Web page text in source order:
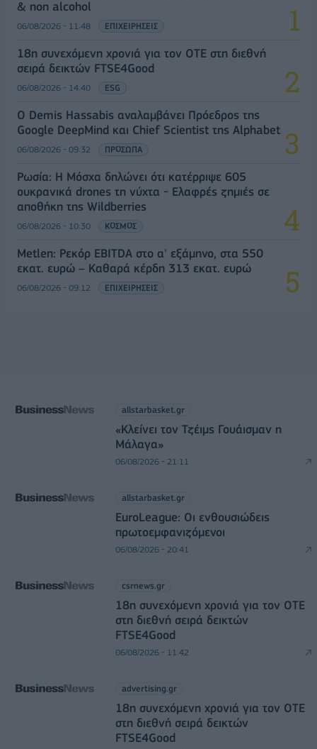
& non alcohol
06/08/2026 - 11:48 ΕΠΙΧΕΙΡΗΣΕΙΣ
18η συνεχόμενη χρονιά για τον ΟΤΕ στη διεθνή
σειρά δεικτών FTSE4Good
06/08/2026 - 14:40 ESG
Ο Demis Hassabis αναλαμβάνει Πρόεδρος της
Google DeepMind και Chief Scientist της Alphabet
06/08/2026 - 09:32 ΠΡΟΣΩΠΑ
Ρωσία: Η Μόσχα δηλώνει ότι κατέρριψε 605
ουκρανικά drones τη νύχτα - Ελαφρές ζημιές σε
αποθήκη της Wildberries
06/08/2026 - 10:30 ΚΟΣΜΟΣ
Metlen: Ρεκόρ EBITDA στο α' εξάμηνο, στα 550
εκατ. ευρώ – Καθαρά κέρδη 313 εκατ. ευρώ
06/08/2026 - 09:12 ΕΠΙΧΕΙΡΗΣΕΙΣ
allstarbasket.gr
«Κλείνει τον Τζέιμς Γουάισμαν η
Μάλαγα»
06/08/2026 - 21:11
allstarbasket.gr
EuroLeague: Οι ενθουσιώδεις
πρωτοεμφανιζόμενοι
06/08/2026 - 20:41
csrnews.gr
18η συνεχόμενη χρονιά για τον ΟΤΕ
στη διεθνή σειρά δεικτών
FTSE4Good
06/08/2026 - 11:42
advertising.gr
18η συνεχόμενη χρονιά για τον ΟΤΕ
στη διεθνή σειρά δεικτών
FTSE4Good